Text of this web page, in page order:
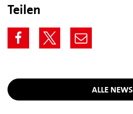
Teilen
ALLE NEWS